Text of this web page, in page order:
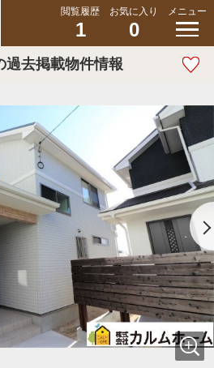
閲覧履歴
1
お気に入り
0
メニュー
過去掲載物件情報